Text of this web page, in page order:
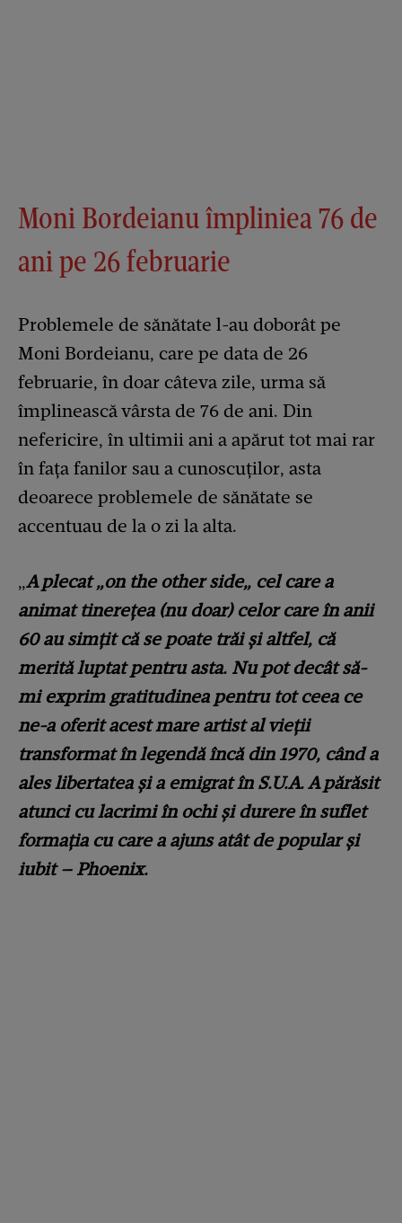
Moni Bordeianu împliniea 76 de
ani pe 26 februarie
Problemele de sănătate l-au doborât pe
Moni Bordeianu, care pe data de 26
februarie, în doar câteva zile, urma să
împlinească vârsta de 76 de ani. Din
nefericire, în ultimii ani a apărut tot mai rar
în fața fanilor sau a cunoscuților, asta
deoarece problemele de sănătate se
accentuau de la o zi la alta.
„A plecat „on the other side„ cel care a
animat tinerețea (nu doar) celor care în anii
60 au simțit că se poate trăi și altfel, că
merită luptat pentru asta. Nu pot decât să-
mi exprim gratitudinea pentru tot ceea ce
ne-a oferit acest mare artist al vieții
transformat în legendă încă din 1970, când a
ales libertatea și a emigrat în S.U.A. A părăsit
atunci cu lacrimi în ochi și durere în suflet
formația cu care a ajuns atât de popular și
iubit – Phoenix.